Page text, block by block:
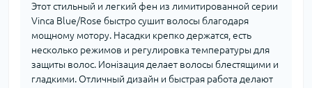
Этот стильный и легкий фен из лимитированной серии
Vinca Blue/Rose быстро сушит волосы благодаря
мощному мотору. Насадки крепко держатся, есть
несколько режимов и регулировка температуры для
защиты волос. Ионізация делает волосы блестящими и
гладкими. Отличный дизайн и быстрая работа делают